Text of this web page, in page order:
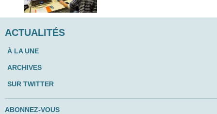
ACTUALITÉS
À LA UNE
ARCHIVES
SUR TWITTER
ABONNEZ-VOUS